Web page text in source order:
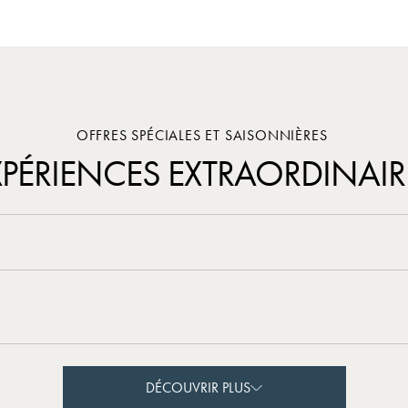
OFFRES SPÉCIALES ET SAISONNIÈRES
DÉCOUVRIR PLUS